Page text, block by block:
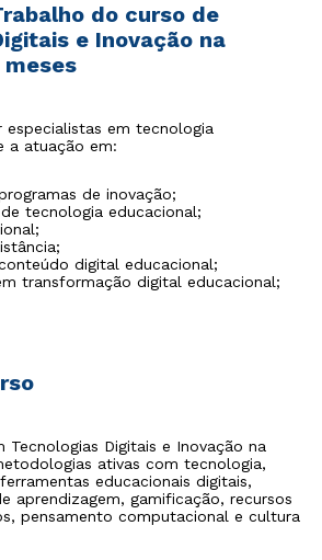
do curso de
e Inovação na
especialistas em tecnologia
a atuação em:
de inovação;
tecnologia educacional;
digital educacional;
transformação digital educacional;
Tecnologias Digitais e Inovação na
ativas com tecnologia,
educacionais digitais,
aprendizagem, gamificação, recursos
pensamento computacional e cultura